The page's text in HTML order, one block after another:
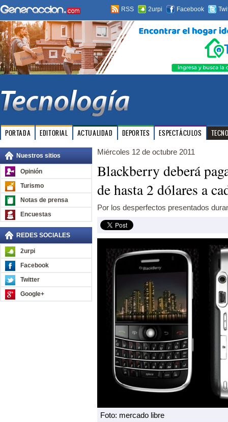
RSS 2urpi Facebook
PORTADA EDITORIAL ACTUALIDAD DEPORTES ESPECTÁCULOS
Nuestros sitios
Opinión
Turismo
Notas de prensa
Encuestas
REDES SOCIALES
2urpi
Facebook
Twitter
Google+
Miércoles 12 de octubre 2011
Blackberry deberá
de hasta 2 dólares a
Por los desperfectos presentados
Foto: mercado libre